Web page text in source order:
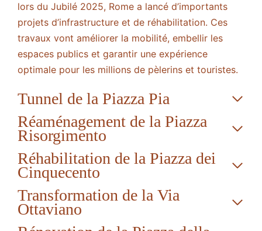
lors du Jubilé 2025, Rome a lancé d’importants
projets d’infrastructure et de réhabilitation. Ces
travaux vont améliorer la mobilité, embellir les
espaces publics et garantir une expérience
optimale pour les millions de pèlerins et touristes.
Tunnel de la Piazza Pia
Réaménagement de la Piazza
Risorgimento
Réhabilitation de la Piazza dei
Cinquecento
Transformation de la Via
Ottaviano